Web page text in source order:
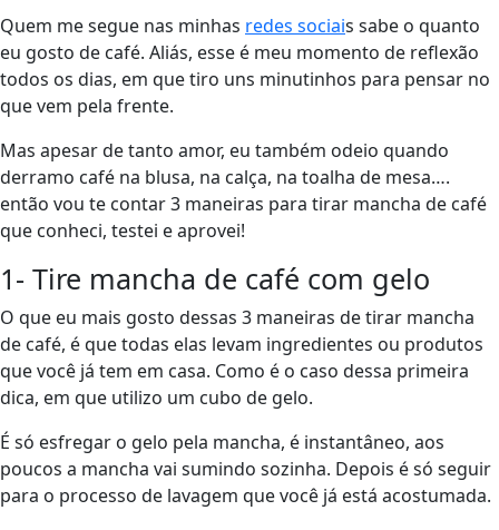
Quem me segue nas minhas redes sociais sabe o quanto
eu gosto de café. Aliás, esse é meu momento de reflexão
todos os dias, em que tiro uns minutinhos para pensar no
que vem pela frente.
Mas apesar de tanto amor, eu também odeio quando
derramo café na blusa, na calça, na toalha de mesa….
então vou te contar 3 maneiras para tirar mancha de café
que conheci, testei e aprovei!
1- Tire mancha de café com gelo
O que eu mais gosto dessas 3 maneiras de tirar mancha
de café, é que todas elas levam ingredientes ou produtos
que você já tem em casa. Como é o caso dessa primeira
dica, em que utilizo um cubo de gelo.
É só esfregar o gelo pela mancha, é instantâneo, aos
poucos a mancha vai sumindo sozinha. Depois é só seguir
para o processo de lavagem que você já está acostumada.